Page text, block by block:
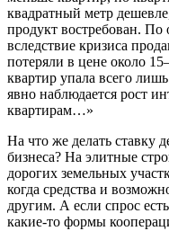
квадратный метр
продукт востребован. По
вследствие кризиса
потеряли в цене около
квартир упала всего
явно наблюдается рост
квартирам…»
На что же делать ставку
бизнеса? На элитные
дорогих земельных
когда средства и
другим. А если спрос
какие-то формы